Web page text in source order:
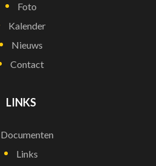
Foto
Kalender
Nieuws
Contact
LINKS
Documenten
Links